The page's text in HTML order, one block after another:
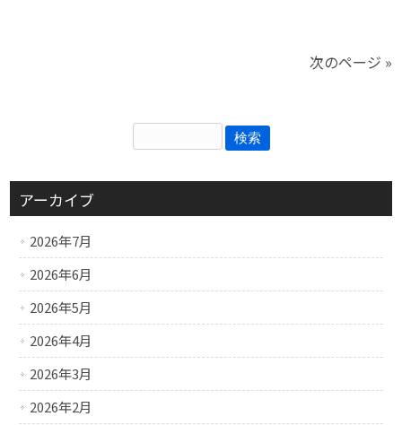
次のページ »
アーカイブ
2026年7月
2026年6月
2026年5月
2026年4月
2026年3月
2026年2月